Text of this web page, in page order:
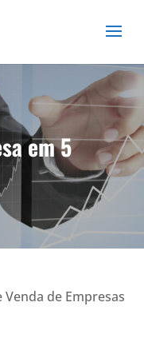
em 5
Venda de Empresas